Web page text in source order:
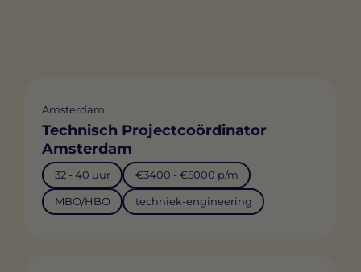
Amsterdam
Technisch Projectcoördinator
Amsterdam
32 - 40 uur €3400 - €5000 p/m
MBO/HBO techniek-engineering